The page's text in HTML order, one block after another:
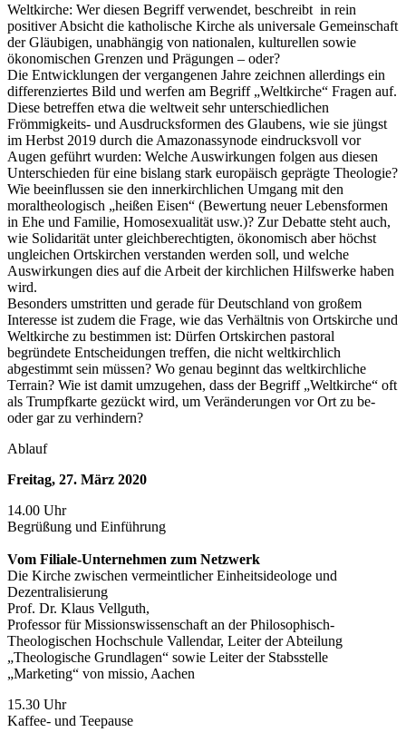
Weltkirche: Wer diesen Begriff verwendet, beschreibt in rein
positiver Absicht die katholische Kirche als universale Gemeinschaft
der Gläubigen, unabhängig von nationalen, kulturellen sowie
ökonomischen Grenzen und Prägungen – oder?
Die Entwicklungen der vergangenen Jahre zeichnen allerdings ein
differenziertes Bild und werfen am Begriff „Weltkirche“ Fragen auf.
Diese betreffen etwa die weltweit sehr unterschiedlichen
Frömmigkeits- und Ausdrucksformen des Glaubens, wie sie jüngst
im Herbst 2019 durch die Amazonassynode eindrucksvoll vor
Augen geführt wurden: Welche Auswirkungen folgen aus diesen
Unterschieden für eine bislang stark europäisch geprägte Theologie?
Wie beeinflussen sie den innerkirchlichen Umgang mit den
moraltheologisch „heißen Eisen“ (Bewertung neuer Lebensformen
in Ehe und Familie, Homosexualität usw.)? Zur Debatte steht auch,
wie Solidarität unter gleichberechtigten, ökonomisch aber höchst
ungleichen Ortskirchen verstanden werden soll, und welche
Auswirkungen dies auf die Arbeit der kirchlichen Hilfswerke haben
wird.
Besonders umstritten und gerade für Deutschland von großem
Interesse ist zudem die Frage, wie das Verhältnis von Ortskirche und
Weltkirche zu bestimmen ist: Dürfen Ortskirchen pastoral
begründete Entscheidungen treffen, die nicht weltkirchlich
abgestimmt sein müssen? Wo genau beginnt das weltkirchliche
Terrain? Wie ist damit umzugehen, dass der Begriff „Weltkirche“ oft
als Trumpfkarte gezückt wird, um Veränderungen vor Ort zu be-
oder gar zu verhindern?
Ablauf
Freitag, 27. März 2020
14.00 Uhr
Begrüßung und Einführung
Vom Filiale-Unternehmen zum Netzwerk
Die Kirche zwischen vermeintlicher Einheitsideologe und
Dezentralisierung
Prof. Dr. Klaus Vellguth,
Professor für Missionswissenschaft an der Philosophisch-
Theologischen Hochschule Vallendar, Leiter der Abteilung
„Theologische Grundlagen“ sowie Leiter der Stabsstelle
„Marketing“ von missio, Aachen
15.30 Uhr
Kaffee- und Teepause